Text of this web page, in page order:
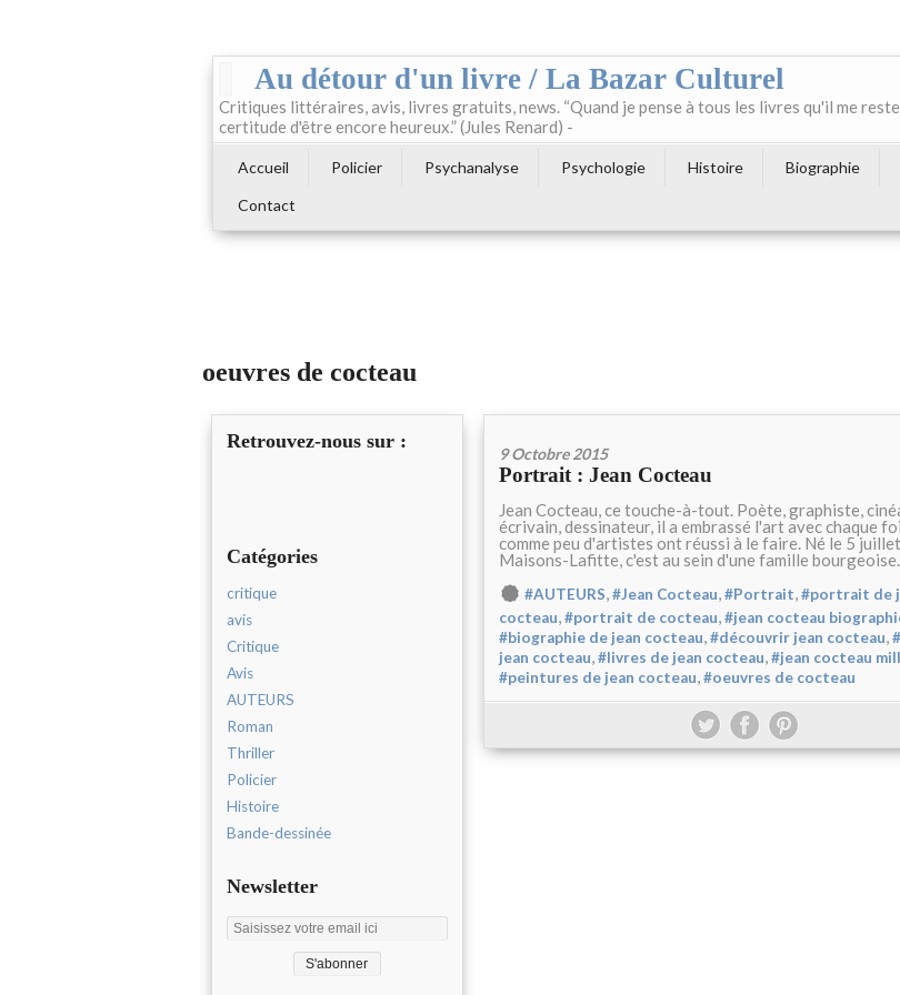
Au détour d'un livre / La Bazar Culturel
Critiques littéraires, avis, livres gratuits, news. “Quand je pense à tous les livres qu'il me
certitude d'être encore heureux.” (Jules Renard) -
Accueil Policier Psychanalyse Psychologie Histoire Biographie
Contact
oeuvres de cocteau
Retrouvez-nous sur :
Catégories
critique
avis
Critique
Avis
AUTEURS
Roman
Thriller
Policier
Histoire
Bande-dessinée
Newsletter
9 Octobre 2015
Portrait : Jean Cocteau
Jean Cocteau, ce touche-à-tout. Poète, graphiste,
écrivain, dessinateur, il a embrassé l'art avec chaque
comme peu d'artistes ont réussi à le faire. Né le 5
Maisons-Lafitte, c'est au sein d'une famille
#AUTEURS,#Jean Cocteau,#Portrait,#portrait de
cocteau,#portrait de cocteau,#jean cocteau
#biographie de jean cocteau,#découvrir jean cocteau,
jean cocteau,#livres de jean cocteau,#jean cocteau
#peintures de jean cocteau,#oeuvres de cocteau